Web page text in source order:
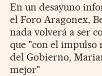
En un desayuno
el Foro Aragonex,
nada volverá a ser
que "con el
del Gobierno,
mejor"